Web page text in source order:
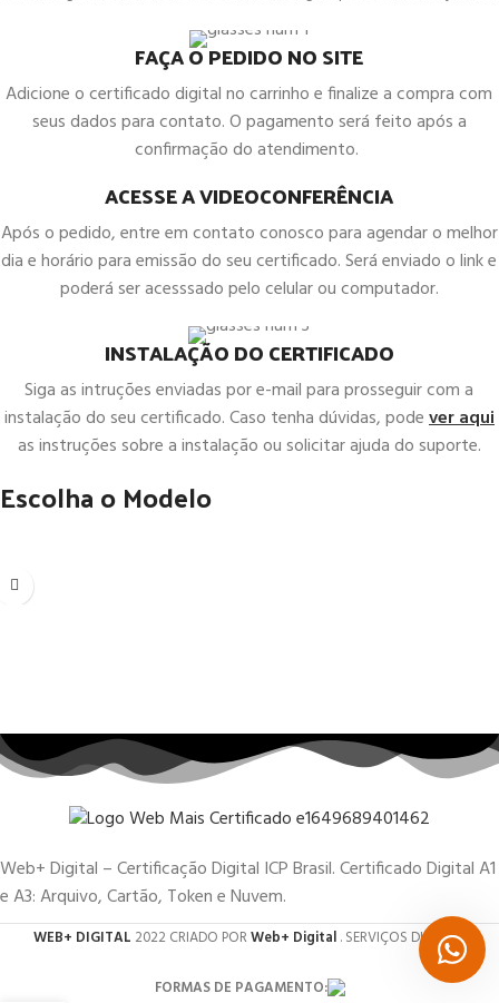
FAÇA O PEDIDO NO SITE
Adicione o certificado digital no carrinho e finalize a compra com
seus dados para contato. O pagamento será feito após a
confirmação do atendimento.
ACESSE A VIDEOCONFERÊNCIA
Após o pedido, entre em contato conosco para agendar o melhor
dia e horário para emissão do seu certificado. Será enviado o link e
poderá ser acesssado pelo celular ou computador.
INSTALAÇÃO DO CERTIFICADO
Siga as intruções enviadas por e-mail para prosseguir com a
instalação do seu certificado. Caso tenha dúvidas, podever aqui
as instruções sobre a instalação ou solicitar ajuda do suporte.
Escolha o Modelo
Web+ Digital – Certificação Digital ICP Brasil. Certificado Digital A1
e A3: Arquivo, Cartão, Token e Nuvem.
WEB+ DIGITAL 2022 CRIADO PORWeb+ Digital. SERVIÇOS DIGITAIS.
FORMAS DE PAGAMENTO: